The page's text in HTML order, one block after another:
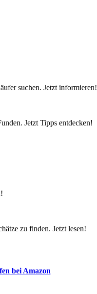
suchen. Jetzt informieren!
Jetzt Tipps entdecken!
zu finden. Jetzt lesen!
bei Amazon